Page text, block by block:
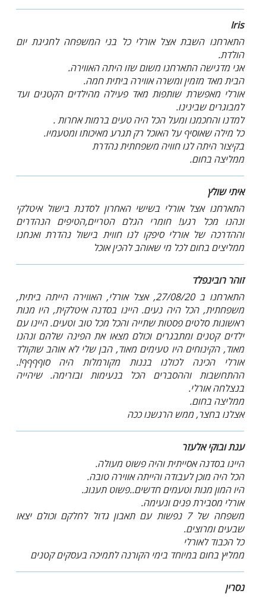
Iris
התארחנו השבת אצל אורלי כל בני המשפחה לחגיגת יום
הולדת.
אני מדגישה התארחנו משום שזו היתה האווירה.
הבית מאד מזמין ומשרה אווירה ביתית חמה.
אורלי מאפשרת שותפות מאד פעילה מהילדים הקטנים ועד
למבוגרים שבינינו.
למדנו והחכמנו ומעל הכל היה טעים ברמות אחרות .
כל מילה שאוסיף על האוכל רק תגרע מאיכותו ומטעמיו.
בקיצור היתה לנו חוויה משפחתית נהדרת
ממליצה בחום.
איתי שולץ
התארחנו אצל אורלי בשישי האחרון לסדנת בישול איטלקי
ונהנו מכל רגע! חומרי הגלם הטריים,הטיפים הנהדרים
וההדרכה של אורלי סיפקו לנו חווית בישול נהדרת ואנחנו
ממליצים בחום לכל מי שאוהב להכין אוכל
זוהר רובינפלד
התארחנו ב 27/08/20, אצל אורלי, האווירה הייתה ביתית,
משפחתית, הכל היה נעים. היינו בסדנה איטלקית, היו מנות
ראשונות סלטים פסטות שתייה והכל מכל טוב וטעים. היינו עם
ילדים קטנים ומתבגרים וכולם מצאו את הפינה שלהם ונהנו
מאוד, הקינוחים היו טעימים מאוד, הבן שלי לא אוהב שוקולד
אורלי הכינה לכולנו בננות מקורמלות היה סוףףףף!.
ההתחשבות וההסברים הכל בנעימות ובזרימה. שיהייה
בנצלחה אורלי.
ממליצה בחום.
אצלנו בחצר, ממש הרגשנו ככה
ענת ובוקי אלעזר
היינו בסדנה אסייתית והיה פשוט מעולה.
הכל היה מוכן לעבודה והייתה אווירה טובה.
היו המון מנות וטעמים חדשים..פשוט תענוג.
אורלי מסבירת פנים ונעימה.
משפחה של 7 נפשות עם תאבון גדול לחלקם וכולם יצאו
שבעים ומרוצים.
כל הכבוד לאורלי
ממליץ בחום במיוחד בימי הקורנה לתמיכה בעסקים קטנים
נסרין